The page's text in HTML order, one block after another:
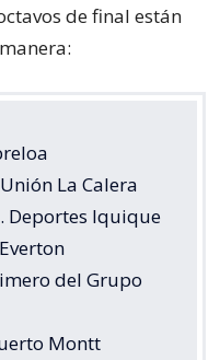
de final están
La Calera
Deportes Iquique
del Grupo
Montt